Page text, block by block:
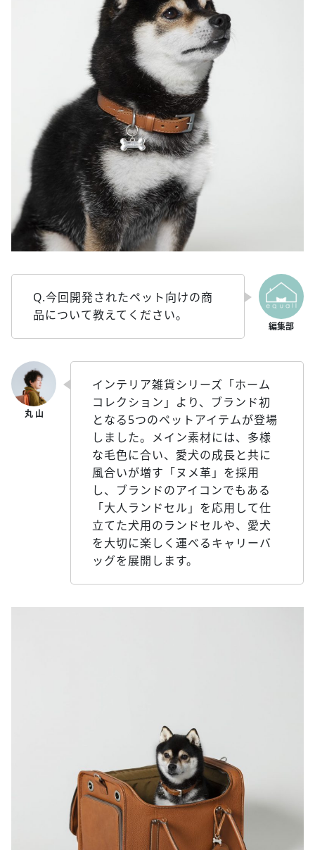
Q.今回開発されたペット向けの商
品について教えてください。
インテリア雑貨シリーズ「ホーム
コレクション」より、ブランド初
となる5つのペットアイテムが登場
しました。メイン素材には、多様
な毛色に合い、愛犬の成長と共に
風合いが増す「ヌメ革」を採用
し、ブランドのアイコンでもある
「大人ランドセル」を応用して仕
立てた犬用のランドセルや、愛犬
を大切に楽しく運べるキャリーバ
ッグを展開します。